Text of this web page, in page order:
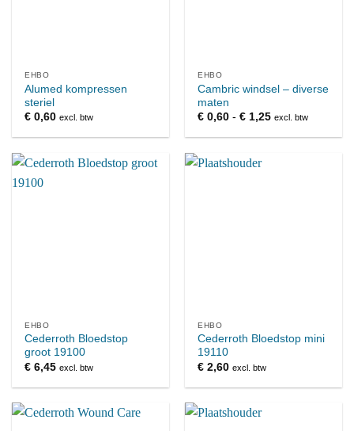
EHBO
Alumed kompressen
steriel
€ 0,60 excl. btw
EHBO
Cambric windsel – diverse
maten
€ 0,60 - € 1,25Prijsklasse:
tot
excl. btw
EHBO
Cederroth Bloedstop
groot 19100
€ 6,45 excl. btw
EHBO
Cederroth Bloedstop mini
19110
€ 2,60 excl. btw